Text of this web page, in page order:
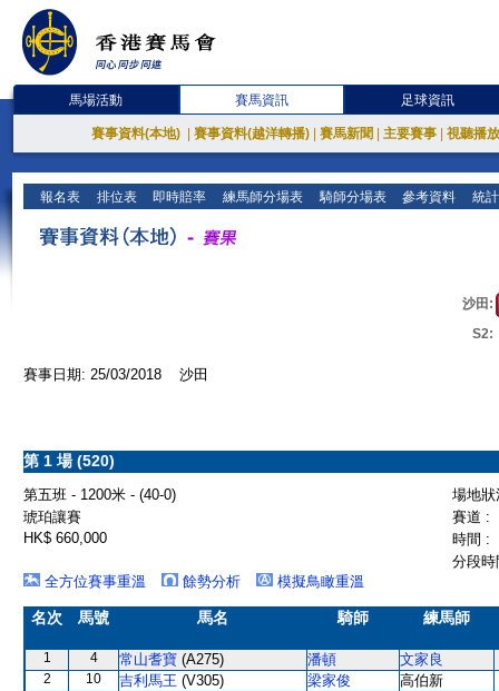
馬場活動 賽馬資訊 足球資訊
賽事資料(本地) 賽事資料(越洋轉播) 賽馬新聞 主要賽事 視聽播
報名表 排位表 即時賠率 練馬師分場表 騎師分場表 參考資料 統
沙田:
S2:
賽事日期: 25/03/2018 沙田
第 1 場 (520)
第五班 - 1200米 - (40-0)
場地
琥珀讓賽
賽道 :
HK$ 660,000
時間 :
分段
全方位賽事重溫
餘勢分析 模擬鳥瞰重溫
名次 馬號 馬名 騎師 練馬師
1 4 常山耆寶 (A275) 潘頓 文家良
2 10 吉利馬王 (V305) 梁家俊 高伯新